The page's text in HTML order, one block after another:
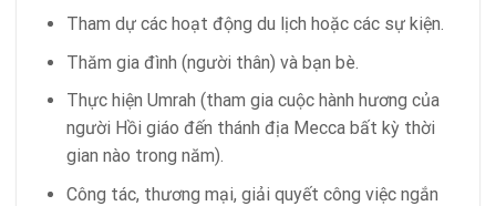
Tham dự các hoạt động du lịch hoặc các sự kiện.
Thăm gia đình (người thân) và bạn bè.
Thực hiện Umrah (tham gia cuộc hành hương của
người Hồi giáo đến thánh địa Mecca bất kỳ thời
gian nào trong năm).
Công tác, thương mại, giải quyết công việc ngắn